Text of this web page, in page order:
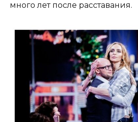
много лет после расставания.